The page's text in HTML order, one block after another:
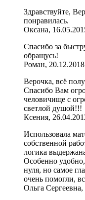
Здравствуйте,
понравилась.
Оксана,
Спасибо за
обращусь!
Роман, 20.12.2018
Верочка, всё
Спасибо Вам
человичище с
светлой душой!!!
Ксения,
Использовала
собственной
логика
Особенно
нуля, но самое
очень помогли,
Ольга